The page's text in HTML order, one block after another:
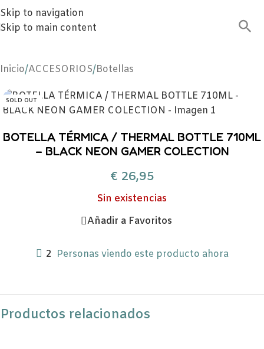
Skip to navigation
Skip to main content
Inicio/ACCESORIOS/Botellas
SOLD OUT
BOTELLA TÉRMICA / THERMAL BOTTLE 710ML
– BLACK NEON GAMER COLECTION
€26,95
Sin existencias
Añadir a Favoritos
2 Personas viendo este producto ahora
Productos relacionados